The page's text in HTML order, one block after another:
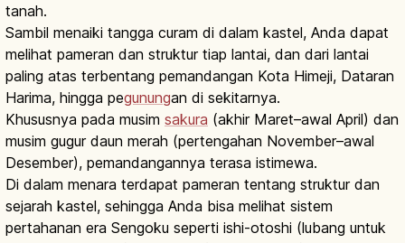
tanah.
Sambil menaiki tangga curam di dalam kastel, Anda dapat
melihat pameran dan struktur tiap lantai, dan dari lantai
paling atas terbentang pemandangan Kota Himeji, Dataran
Harima, hingga pegunungan di sekitarnya.
Khususnya pada musim sakura (akhir Maret–awal April) dan
musim gugur daun merah (pertengahan November–awal
Desember), pemandangannya terasa istimewa.
Di dalam menara terdapat pameran tentang struktur dan
sejarah kastel, sehingga Anda bisa melihat sistem
pertahanan era Sengoku seperti ishi-otoshi (lubang untuk